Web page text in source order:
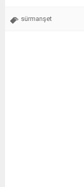
sürmanşet